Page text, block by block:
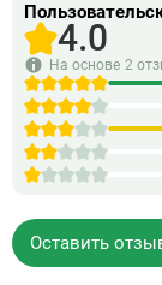
4.0
На основе 2
Оставить